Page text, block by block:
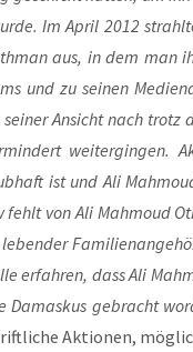
Im April 2012
aus, in dem man
und zu sei­nen
Ansicht nach trotz
wei­ter­gin­gen.
ist und Ali
fehlt von Ali Mah­moud
erfah­ren, dass Ali
gebracht
Aktio­nen,